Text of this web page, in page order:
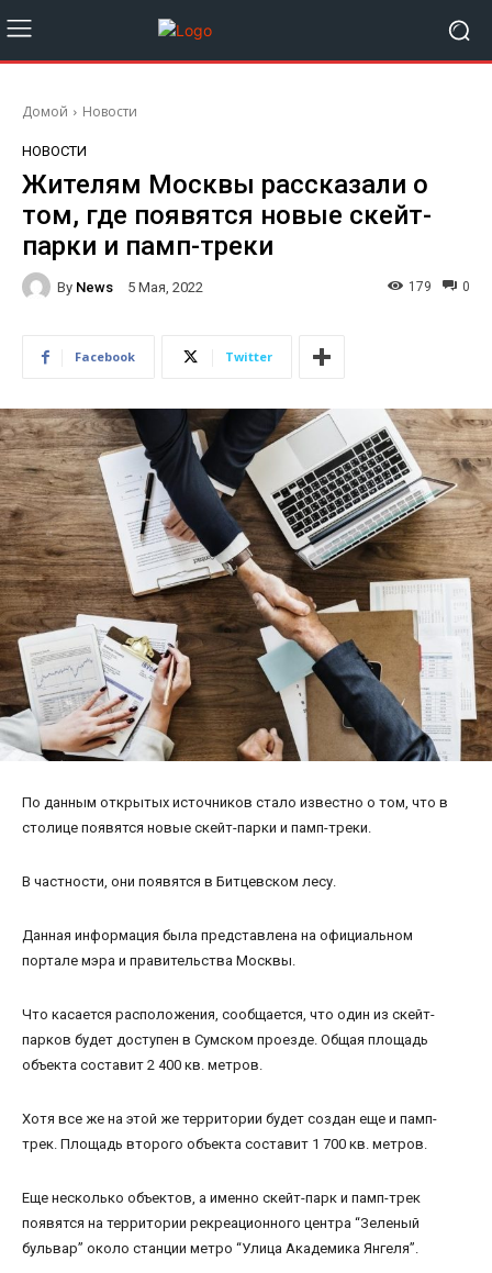
Домой Новости
НОВОСТИ
Жителям Москвы рассказали о
том, где появятся новые скейт-
парки и памп-треки
By News 5 Мая, 2022 0
179
Facebook Twitter
По данным открытых источников стало известно о том, что в
столице появятся новые скейт-парки и памп-треки.
В частности, они появятся в Битцевском лесу.
Данная информация была представлена на официальном
портале мэра и правительства Москвы.
Что касается расположения, сообщается, что один из скейт-
парков будет доступен в Сумском проезде. Общая площадь
объекта составит 2 400 кв. метров.
Хотя все же на этой же территории будет создан еще и памп-
трек. Площадь второго объекта составит 1 700 кв. метров.
Еще несколько объектов, а именно скейт-парк и памп-трек
появятся на территории рекреационного центра “Зеленый
бульвар” около станции метро “Улица Академика Янгеля”.